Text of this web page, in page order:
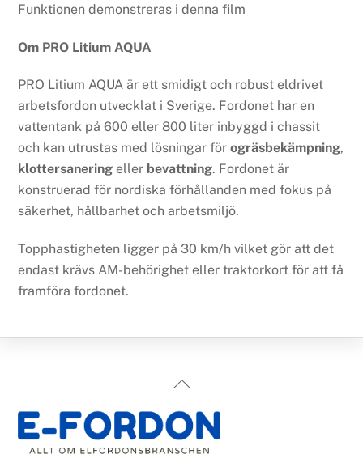
Funktionen demonstreras i denna film
Om PRO Litium AQUA
PRO Litium AQUA är ett smidigt och robust eldrivet
arbetsfordon utvecklat i Sverige. Fordonet har en
vattentank på 600 eller 800 liter inbyggd i chassit
och kan utrustas med lösningar förogräsbekämpning,
klottersanering eller bevattning. Fordonet är
konstruerad för nordiska förhållanden med fokus på
säkerhet, hållbarhet och arbetsmiljö.
Topphastigheten ligger på 30 km/h vilket gör att det
endast krävs AM-behörighet eller traktorkort för att få
framföra fordonet.
Back
Top